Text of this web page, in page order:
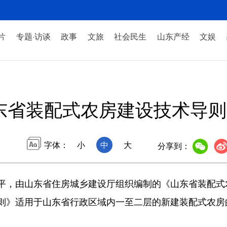
专题·访谈 政事 文旅 社会民生 山东产经 文娱
省装配式农房建设技术导
字体： 小 中 大 分享到：
山东省住房城乡建设厅组织编制的《山东省装配式
》适用于山东省行政区域内一至二层的新建装配式农